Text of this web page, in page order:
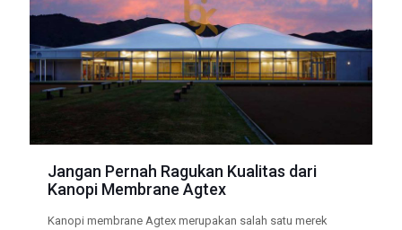
Jangan Pernah Ragukan Kualitas dari
Kanopi Membrane Agtex
Kanopi membrane Agtex merupakan salah satu merek